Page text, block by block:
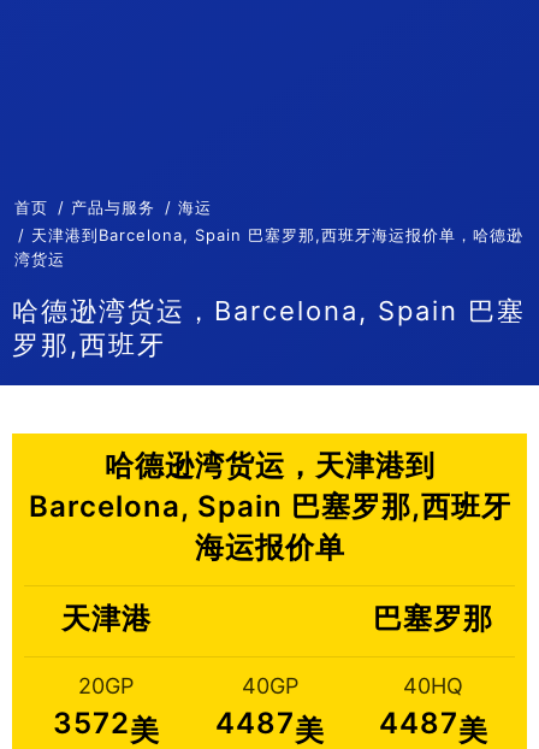
首页 产品与服务
海运
天津港到Barcelona, Spain 巴塞罗那,西班牙海运报价单，哈德逊
湾货运
哈德逊湾货运，Barcelona, Spain 巴塞
罗那,西班牙
哈德逊湾货运，天津港到
Barcelona, Spain 巴塞罗那,西班牙
海运报价单
天津港 巴塞罗那
20GP
3572美
40GP
4487美
40HQ
4487美